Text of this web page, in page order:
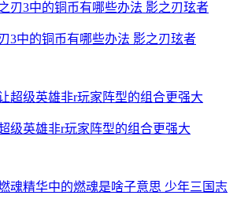
3中的铜币有哪些办法 影之刃玹者
级英雄非r玩家阵型的组合更强大